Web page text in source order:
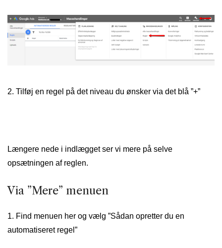
2. Tilføj en regel på det niveau du ønsker via det blå ”+”
Længere nede i indlægget ser vi mere på selve
opsætningen af reglen.
Via ”Mere” menuen
1. Find menuen her og vælg ”Sådan opretter du en
automatiseret regel”